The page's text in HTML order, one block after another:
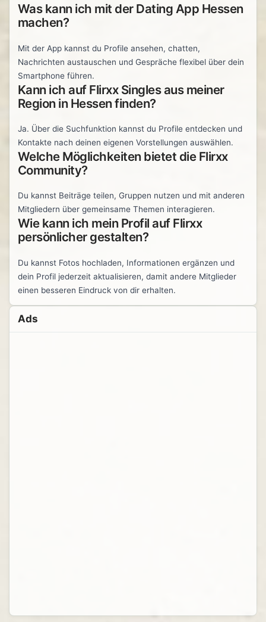
Was kann ich mit der Dating App Hessen
machen?
Mit der App kannst du Profile ansehen, chatten,
Nachrichten austauschen und Gespräche flexibel über dein
Smartphone führen.
Kann ich auf Flirxx Singles aus meiner
Region in Hessen finden?
Ja. Über die Suchfunktion kannst du Profile entdecken und
Kontakte nach deinen eigenen Vorstellungen auswählen.
Welche Möglichkeiten bietet die Flirxx
Community?
Du kannst Beiträge teilen, Gruppen nutzen und mit anderen
Mitgliedern über gemeinsame Themen interagieren.
Wie kann ich mein Profil auf Flirxx
persönlicher gestalten?
Du kannst Fotos hochladen, Informationen ergänzen und
dein Profil jederzeit aktualisieren, damit andere Mitglieder
einen besseren Eindruck von dir erhalten.
Ads